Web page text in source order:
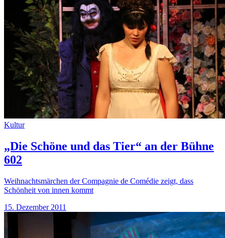
Kultur
„Die Schöne und das Tier“ an der Bühne
602
Weihnachtsmärchen der Compagnie de Comédie zeigt, dass
Schönheit von innen kommt
15. Dezember 2011